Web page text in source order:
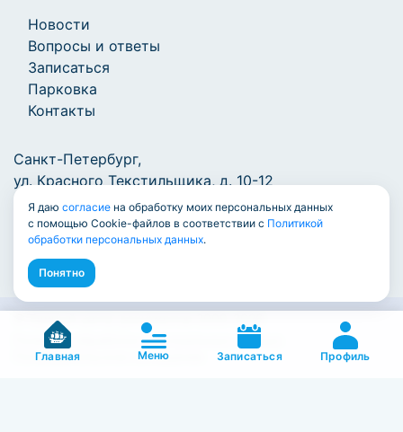
Новости
Вопросы и ответы
Записаться
Парковка
Контакты
Санкт-Петербург,
ул. Красного Текстильщика, д. 10-12
+7 (812) 777-1000/info@7771000.ru
© Единый центр документов 2009-2026
Политика обработки персональных данных
Пользовательское соглашение
Главная Меню Записаться Профиль
Я даю согласие на обработку моих персональных данных
с помощью Cookie-файлов в соответствии с Политикой
обработки персональных данных.
Понятно